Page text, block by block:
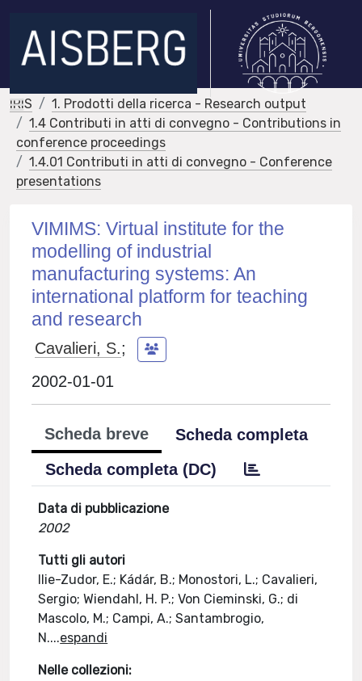
IRIS
1. Prodotti della ricerca - Research output
1.4 Contributi in atti di convegno - Contributions in
conference proceedings
1.4.01 Contributi in atti di convegno - Conference
presentations
VIMIMS: Virtual institute for the
modelling of industrial
manufacturing systems: An
international platform for teaching
and research
Cavalieri, S.;
2002-01-01
Scheda breve
Scheda completa
Scheda completa (DC)
Data di pubblicazione
2002
Tutti gli autori
Ilie-Zudor, E.; Kádár, B.; Monostori, L.; Cavalieri,
Sergio; Wiendahl, H. P.; Von Cieminski, G.; di
Mascolo, M.; Campi, A.; Santambrogio,
N....espandi
Nelle collezioni: